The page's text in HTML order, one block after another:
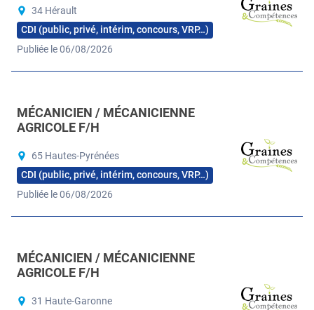
34 Hérault
CDI (public, privé, intérim, concours, VRP…)
Publiée le 06/08/2026
MÉCANICIEN / MÉCANICIENNE
AGRICOLE F/H
65 Hautes-Pyrénées
CDI (public, privé, intérim, concours, VRP…)
Publiée le 06/08/2026
MÉCANICIEN / MÉCANICIENNE
AGRICOLE F/H
31 Haute-Garonne